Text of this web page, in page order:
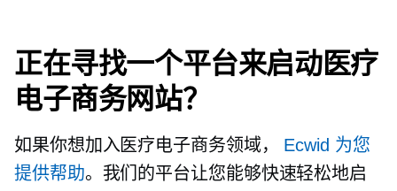
正在寻找一个平台来启动医疗
电子商务网站？
如果你想加入医疗电子商务领域， Ecwid 为您
提供帮助。我们的平台让您能够快速轻松地启